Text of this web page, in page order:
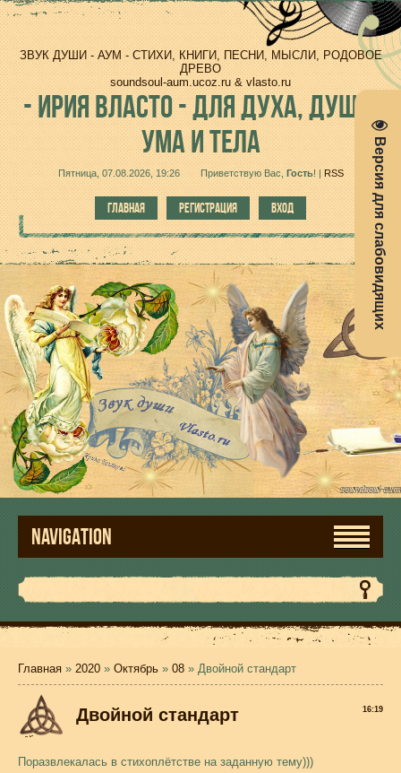
Версия для слабовидящих
ЗВУК ДУШИ - АУМ - СТИХИ, КНИГИ, ПЕСНИ, МЫСЛИ, РОДОВОЕ
ДРЕВО
soundsoul-aum.ucoz.ru & vlasto.ru
-ИРИЯ ВЛАСТО - ДЛЯ ДУХА, ДУШИ,
УМА И ТЕЛА
Пятница, 07.08.2026, 19:26 Приветствую Вас Гость!| RSS
ГЛАВНАЯ РЕГИСТРАЦИЯ ВХОД
NAVIGATION
Главная » 2020 » Октябрь » 08 » Двойной стандарт
16:19
Двойной стандарт
Поразвлекалась в стихоплётстве на заданную тему)))